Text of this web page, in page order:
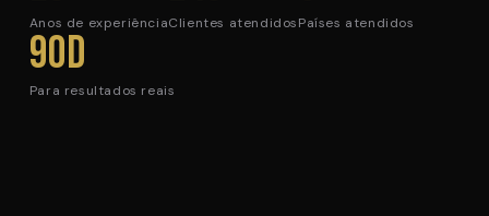
Anos de experiênciaClientes atendidosPaíses atendidos
90d
Para resultados reais